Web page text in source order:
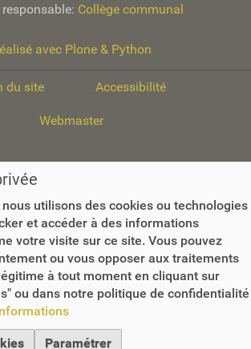
Collège communal
avec Plone & Python
du site Accessibilité
Webmaster
utilisons des cookies ou technologies
et accéder à des informations
votre visite sur ce site. Vous pouvez
ou vous opposer aux traitements
à tout moment en cliquant sur
ou dans notre politique de confidentialité
Paramétrer